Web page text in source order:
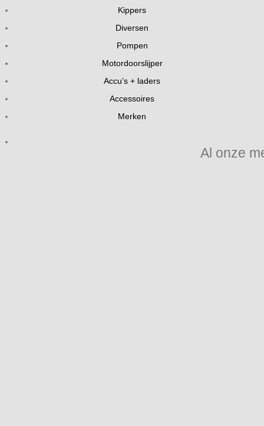
Kippers
Diversen
Pompen
Motordoorslijper
Accu’s + laders
Accessoires
Merken
Al onze